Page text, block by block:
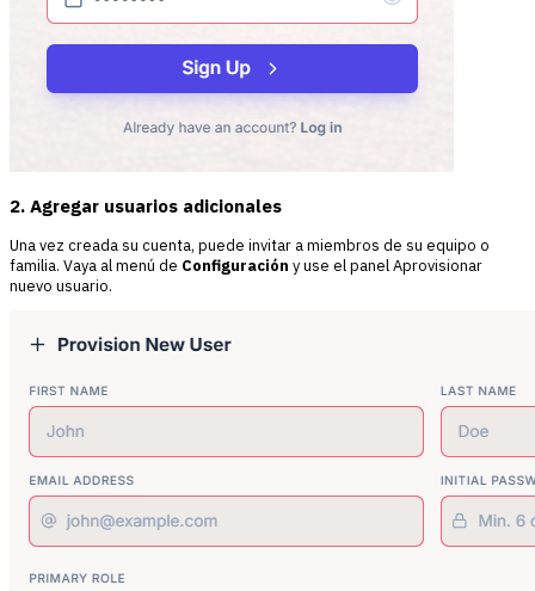
2. Agregar usuarios adicionales
Una vez creada su cuenta, puede invitar a miembros de su equipo o
familia. Vaya al menú de Configuración y use el panelAprovisionar
nuevo usuario.